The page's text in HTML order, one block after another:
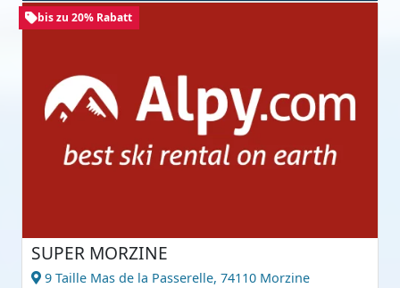
bis zu 20% Rabatt
SUPER MORZINE
9 Taille Mas de la Passerelle, 74110 Morzine